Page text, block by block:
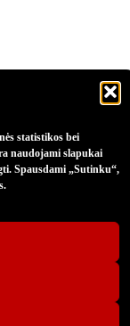
statistikos bei
naudojami slapukai
Spausdami „Sutinku“,